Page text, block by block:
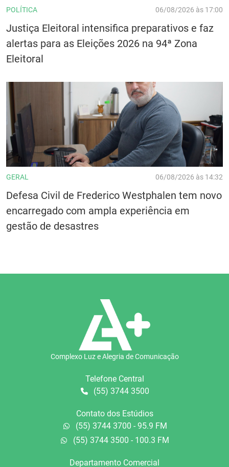
POLÍTICA 06/08/2026 às 17:00
Justiça Eleitoral intensifica preparativos e faz
alertas para as Eleições 2026 na 94ª Zona
Eleitoral
GERAL 06/08/2026 às 14:32
Defesa Civil de Frederico Westphalen tem novo
encarregado com ampla experiência em
gestão de desastres
Complexo Luz e Alegria de Comunicação
Telefone Central
(55) 3744 3500
Contato dos Estúdios
(55) 3744 3700 - 95.9 FM
(55) 3744 3500 - 100.3 FM
Departamento Comercial